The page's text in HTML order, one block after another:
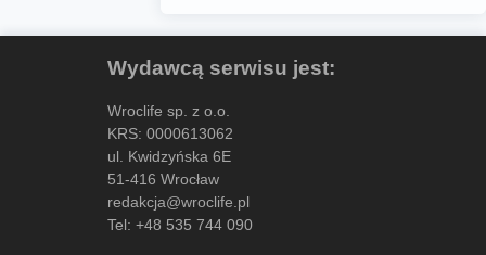
Wydawcą serwisu jest:
Wroclife sp. z o.o.
KRS: 0000613062
ul. Kwidzyńska 6E
51-416 Wrocław
redakcja@wroclife.pl
Tel: +48 535 744 090